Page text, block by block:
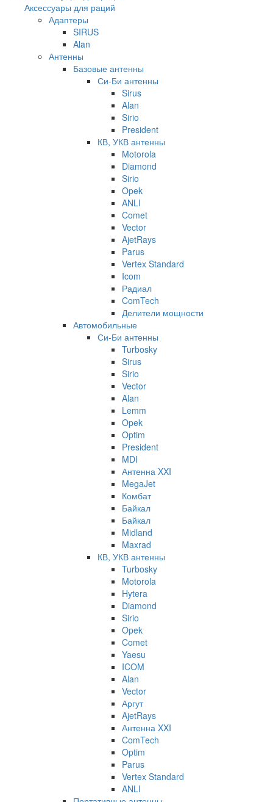
Аксессуары для раций
Адаптеры
SIRUS
Alan
Антенны
Базовые антенны
Си-Би антенны
Sirus
Alan
Sirio
President
КВ, УКВ антенны
Motorola
Diamond
Sirio
Opek
ANLI
Comet
Vector
AjetRays
Parus
Vertex Standard
Icom
Радиал
ComTech
Делители мощности
Автомобильные
Си-Би антенны
Turbosky
Sirus
Sirio
Vector
Alan
Lemm
Opek
Optim
President
MDI
Антенна XXI
MegaJet
Комбат
Байкал
Байкал
Midland
Maxrad
КВ, УКВ антенны
Turbosky
Motorola
Hytera
Diamond
Sirio
Opek
Comet
Yaesu
ICOM
Alan
Vector
Аргут
AjetRays
Антенна XXI
ComTech
Optim
Parus
Vertex Standard
ANLI